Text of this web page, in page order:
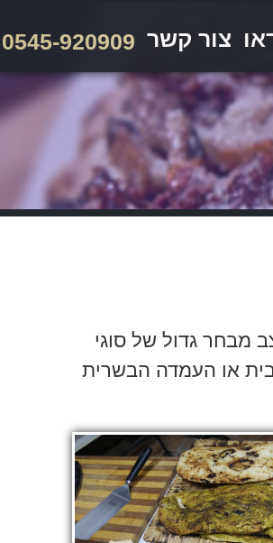
צור קשר 0545-920909
מבחר גדול של סוגי
או העמדה הבשרית